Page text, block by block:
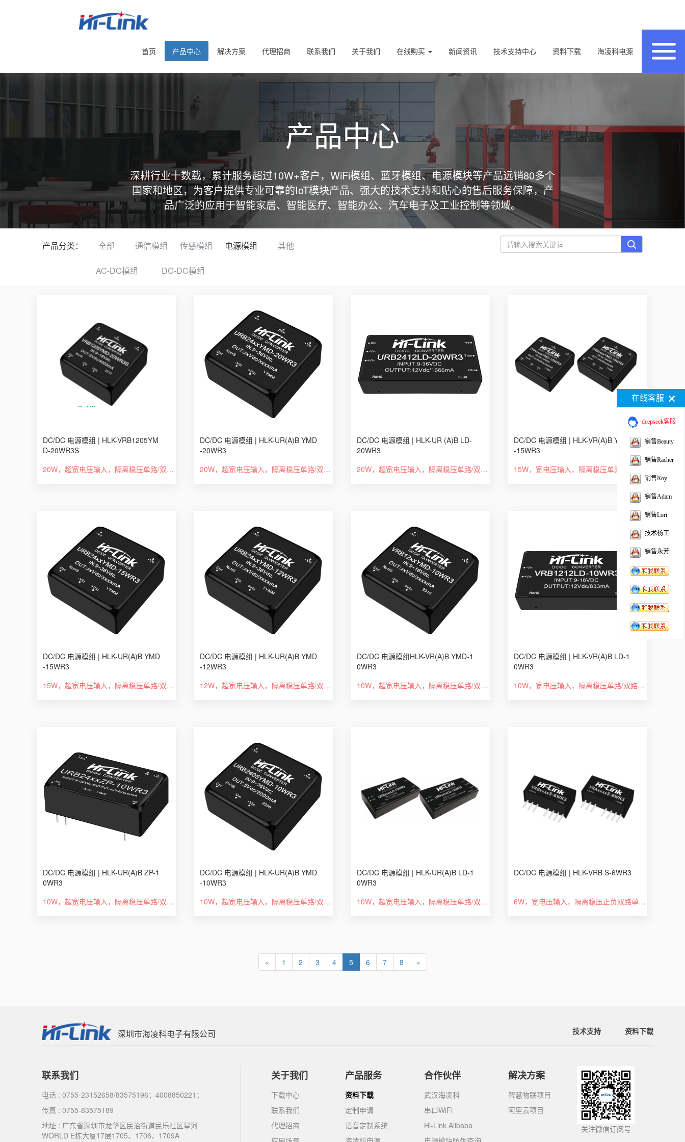
首页 产品中心 解决方案 代理招商 联系我们 关于我们 在线购买 新闻资讯 技术支持中心 资料下载 海凌科电源
产品中心
深耕行业十数载，累计服务超过10W+客户，WiFi模组、蓝牙模组、电源模块等产品远销80多个
国家和地区，为客户提供专业可靠的IoT模块产品、强大的技术支持和贴心的售后服务保障，产
品广泛的应用于智能家居、智能医疗、智能办公、汽车电子及工业控制等领域。
产品分类： 全部 通信模组 传感模组 电源模组
AC-DC模组 DC-DC模组
其他
DC/DC 电源模组 | HLK-VRB1205YM
D-20WR3S
20W，超宽电压输入，隔离稳压单路/双路，DIP 封装，DC-DC 模块电源
DC/DC 电源模组 | HLK-UR(A)B YMD
-20WR3
20W，超宽电压输入，隔离稳压单路/双路，DIP 封装，DC-DC模块电源
DC/DC 电源模组 | HLK-UR (A)B LD-
20WR3
20W，超宽电压输入，隔离稳压单路/双路，DIP 封装，DC-DC 模块电源
DC/DC 电源模组 | HLK-VR(A)B YMD
-15WR3
15W，宽电压输入，隔离稳压单路/双路，DIP 封装，DC-DC 模块电源
DC/DC 电源模组 | HLK-UR(A)B YMD
-15WR3
15W，超宽电压输入，隔离稳压单路/双路，DIP 封装，DC-DC模块电源
DC/DC 电源模组 | HLK-UR(A)B YMD
-12WR3
12W，超宽电压输入，隔离稳压单路/双路，DIP封装DC-DC 模块电源
DC/DC 电源模组HLK-VR(A)B YMD-1
0WR3
10W，超宽电压输入，隔离稳压单路/双路，DIP封装DC-DC 模块电源
DC/DC 电源模组 | HLK-VR(A)B LD-1
0WR3
10W，宽电压输入，隔离稳压单路/双路，DIP 封装，DC-DC模块电源
DC/DC 电源模组 | HLK-UR(A)B ZP-1
0WR3
10W，超宽电压输入，隔离稳压单路/双路，DIP封装:DC-DC 模块电源
DC/DC 电源模组 | HLK-UR(A)B YMD
-10WR3
10W，超宽电压输入，隔离稳压单路/双路，DIP封装，DC-DC模块电源
DC/DC 电源模组 | HLK-UR(A)B LD-1
0WR3
10W，超宽电压输入，隔离稳压单路/双路，DIP封装，DC-DC 模块电源
DC/DC 电源模组 | HLK-VRB S-6WR3
6W，宽电压输入，隔离稳压正负双路单路输出,DC/DC 模块电源
« 1 2 3 4 5 6 7 8 »
深圳市海凌科电子有限公司 技术支持 资料下载
联系我们
电话 : 0755-23152658/83575196；4008850221；
传真 : 0755-83575189
地址 : 广东省深圳市龙华区民治街道民乐社区星河
WORLD E栋大厦17层1705、1706、1709A
关于我们
下载中心
联系我们
代理招商
产品服务
资料下载
定制申请
语音定制系统
合作伙伴
武汉海凌科
串口WiFi
Hi-Link Alibaba
解决方案
智慧物联项目
阿里云项目
关注微信订阅号
在线客服
deepseek客服
销售Beauty
销售Racher
销售Roy
销售Adam
销售Lori
技术杨工
销售永芳